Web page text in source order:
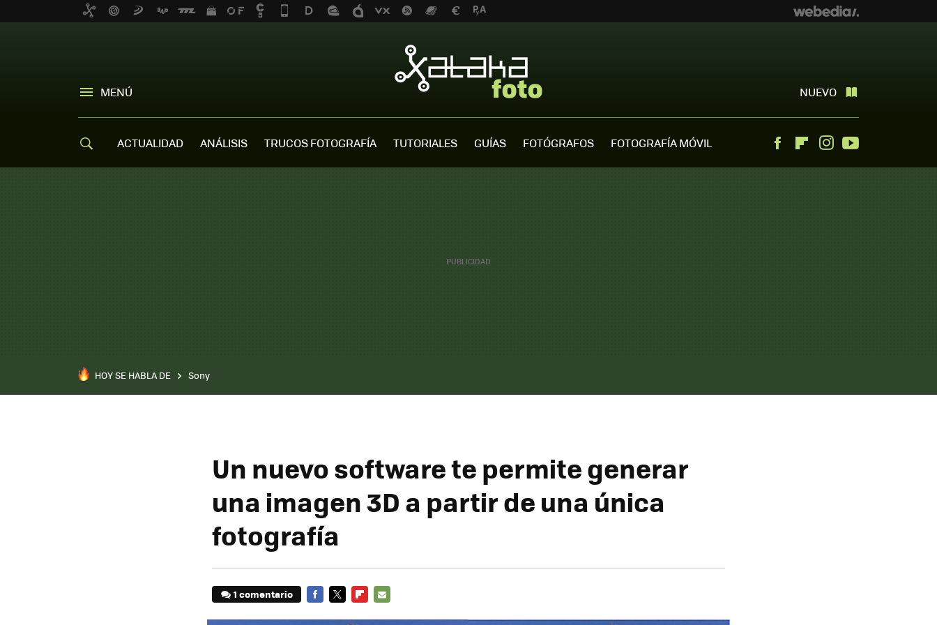
MENÚ NUEVO
ACTUALIDAD ANÁLISIS TRUCOS FOTOGRAFÍA TUTORIALES GUÍAS FOTÓGRAFOS FOTOGRAFÍA MÓVIL FacebookFlipboardInstagram
HOY SE HABLA DE Sony
Un nuevo software te permite generar
una imagen 3D a partir de una única
fotografía
1 comentario